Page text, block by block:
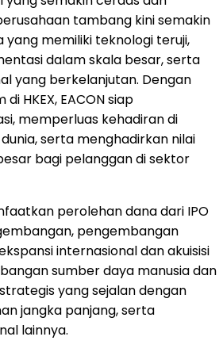
tambang kini semakin
memiliki teknologi teruji,
dalam skala besar, serta
yang berkelanjutan. Dengan
HKEX, EACON siap
memperluas kehadiran di
serta menghadirkan nilai
bagi pelanggan di sektor
perolehan dana dari IPO
pengembangan
internasional dan akuisisi
sumber daya manusia dan
yang sejalan dengan
jangka panjang, serta
lainnya.